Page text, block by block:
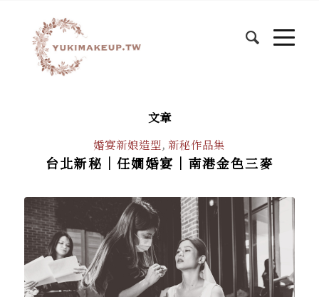
文章
婚宴新娘造型,新秘作品集
台北新秘｜任嫺婚宴｜南港金色三麥